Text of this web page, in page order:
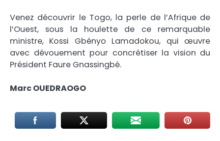
Venez découvrir le Togo, la perle de l’Afrique de
l’Ouest, sous la houlette de ce remarquable
ministre, Kossi Gbényo Lamadokou, qui œuvre
avec dévouement pour concrétiser la vision du
Président Faure Gnassingbé.
Marc OUEDRAOGO